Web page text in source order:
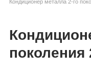
Кондиционер металла 2-го
поколения